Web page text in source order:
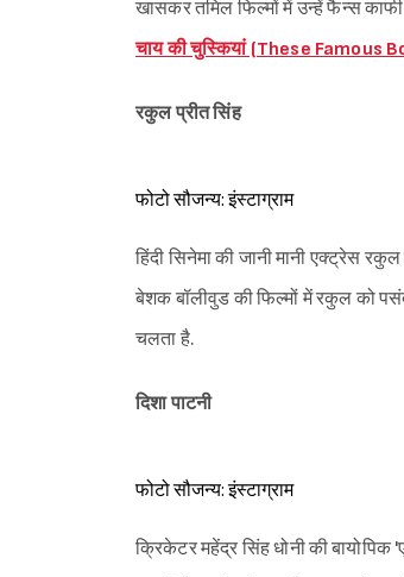
खासकर तमिल फिल्मों में उन्हें फैन्स
चाय की चुस्कियां (These
रकुल प्रीत सिंह
फोटो सौजन्य: इंस्टाग्राम
हिंदी सिनेमा की जानी मानी एक्ट्रेस
बेशक बॉलीवुड की फिल्मों में रकुल को
चलता है.
दिशा पाटनी
फोटो सौजन्य: इंस्टाग्राम
क्रिकेटर महेंद्र सिंह धोनी की बायोपिक